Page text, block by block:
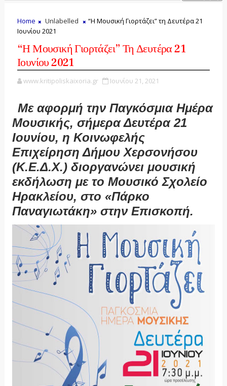
Home Unlabelled
“Η Μουσική Γιορτάζει” τη Δευτέρα 21
Ιουνίου 2021
“Η Μουσική Γιορτάζει” Τη Δευτέρα 21
Ιουνίου 2021
www.kritipoliskaixoria.gr Ιουνίου 21, 2021
Με αφορμή την Παγκόσμια Ημέρα
Μουσικής, σήμερα Δευτέρα 21
Ιουνίου, η Κοινωφελής
Επιχείρηση Δήμου Χερσονήσου
(Κ.Ε.Δ.Χ.) διοργανώνει μουσική
εκδήλωση με το Μουσικό Σχολείο
Ηρακλείου, στο «Πάρκο
Παναγιωτάκη» στην Επισκοπή.